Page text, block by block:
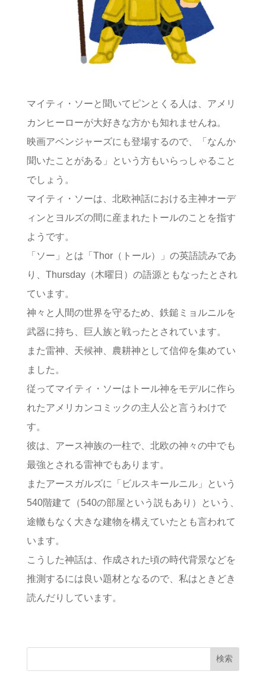
マイティ・ソーと聞いてピンとくる人は、アメリ
カンヒーローが大好きな方かも知れませんね。
映画アベンジャーズにも登場するので、「なんか
聞いたことがある」という方もいらっしゃること
でしょう。
マイティ・ソーは、北欧神話における主神オーデ
ィンとヨルズの間に産まれたトールのことを指す
ようです。
「ソー」とは「Thor（トール）」の英語読みであ
り、Thursday（木曜日）の語源ともなったとされ
ています。
神々と人間の世界を守るため、鉄鎚ミョルニルを
武器に持ち、巨人族と戦ったとされています。
また雷神、天候神、農耕神として信仰を集めてい
ました。
従ってマイティ・ソーはトール神をモデルに作ら
れたアメリカンコミックの主人公と言うわけで
す。
彼は、アース神族の一柱で、北欧の神々の中でも
最強とされる雷神でもあります。
またアースガルズに「ビルスキールニル」という
540階建て（540の部屋という説もあり）という、
途轍もなく大きな建物を構えていたとも言われて
います。
こうした神話は、作成された頃の時代背景などを
推測するには良い題材となるので、私はときどき
読んだりしています。
検索